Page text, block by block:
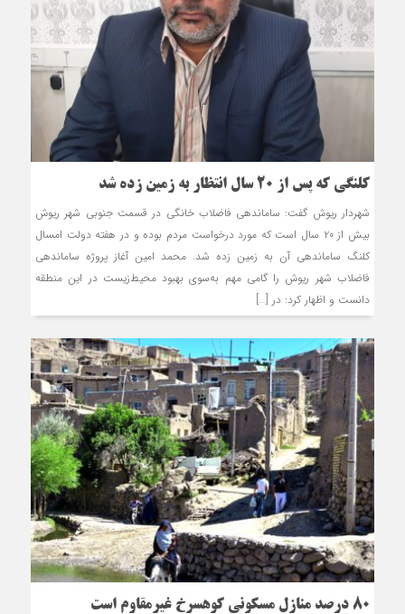
کلنگی که پس از 20 سال انتظار به زمین زده شد
شهردار ریوش گفت: ساماندهی فاضلاب خانگی در قسمت جنوبی شهر ریوش
بیش از ۲۰ سال است که مورد درخواست مردم بوده و در هفته دولت امسال
کلنگ ساماندهی آن به زمین زده شد. محمد امین آغاز پروژه ساماندهی
فاضلاب شهر ریوش را گامی مهم به‌سوی بهبود محیط‌زیست در این منطقه
دانست و اظهار کرد: در […]
۸۰ درصد منازل مسکونی کوهسرخ غیرمقاوم است